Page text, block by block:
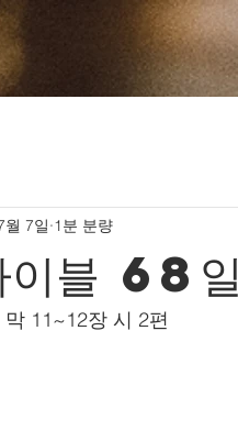
이블 68일
월 7일 1분 분량
11~12장 시 2편